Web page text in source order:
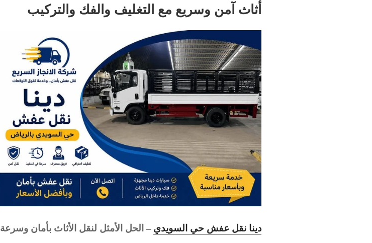
أثاث آمن وسريع مع التغليف والفك والتركيب
دينا نقل عفش حي السويدي– الحل الأمثل لنقل الأثاث بأمان وسرعة